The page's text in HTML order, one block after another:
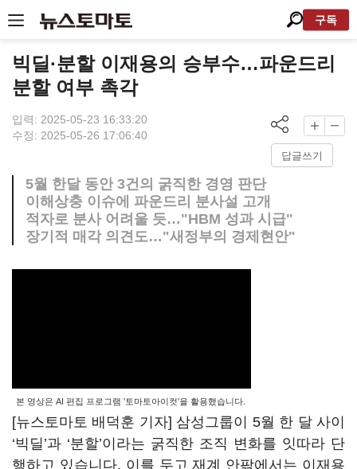
구독
빅딜·분할 이재용의 승부수…파운드리
분할 여부 촉각
입력: 2025-05-23 16:33:20
수정: 2025-05-26 17:06:40
답글쓰기
5월 한달 동안 3건의 굵직한 경영 판단
이해상충 이슈에 파운드리 분사설 고개
적자로 분사 어려울 듯…"HBM 성과 시급"
장기적 매각 의견도…"새정부의 경제현안"
본 영상은 AI 편집 프로그램 '토마토아이컷'을 활용했습니다.
[뉴스토마토 배덕훈 기자] 삼성그룹이 5월 한 달 사이
‘빅딜’과 ‘분할’이라는 굵직한 조직 변화를 잇따라 단
행하고 있습니다. 이를 두고 재계 안팎에서는 이재용